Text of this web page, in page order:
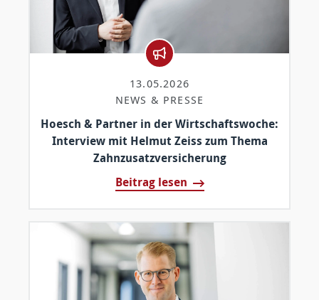
13.05.2026
NEWS & PRESSE
Hoesch & Partner in der Wirtschaftswoche:
Interview mit Helmut Zeiss zum Thema
Zahnzusatzversicherung
Beitrag lesen